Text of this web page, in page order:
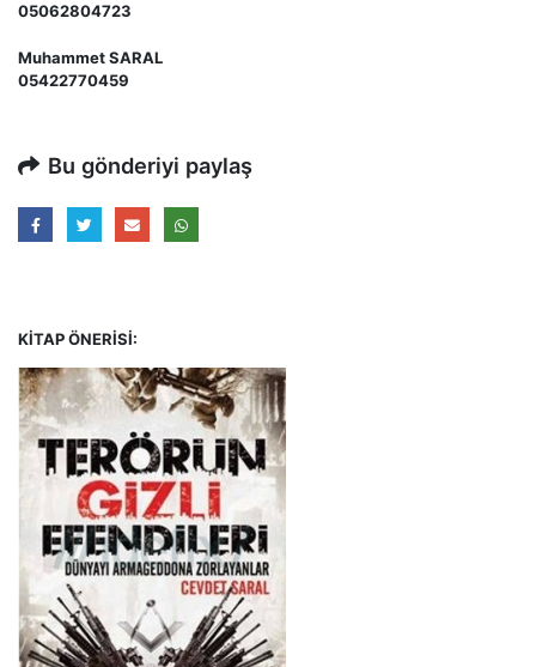
05062804723
Muhammet SARAL
05422770459
Bu gönderiyi paylaş
KITAP ÖNERISI: